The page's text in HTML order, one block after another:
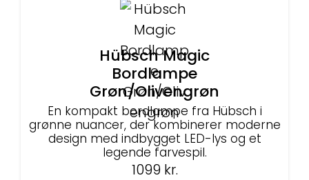
Hübsch Magic
Bordlampe
Grøn/Olivengrøn
En kompakt bordlampe fra Hübsch i
grønne nuancer, der kombinerer moderne
design med indbygget LED-lys og et
legende farvespil.
1099 kr.